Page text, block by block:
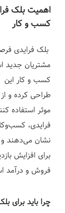
اهمیت بلک
کسب و کار
بلک فرایدی
مشتریان جدید
کسب و کار این
طراحی کرده و
موثر استفاده
فرایدی،
نشان می‌دهند و
برای افزایش
فروش و درآمد
چرا باید برای